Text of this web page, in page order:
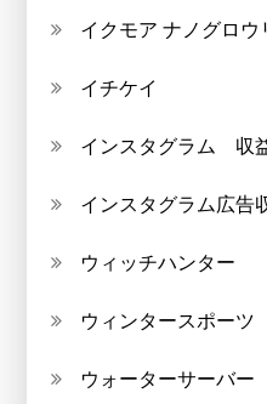
イクモア ナノグロウ
イチケイ
インスタグラム 収
インスタグラム広告
ウィッチハンター
ウィンタースポーツ
ウォーターサーバー